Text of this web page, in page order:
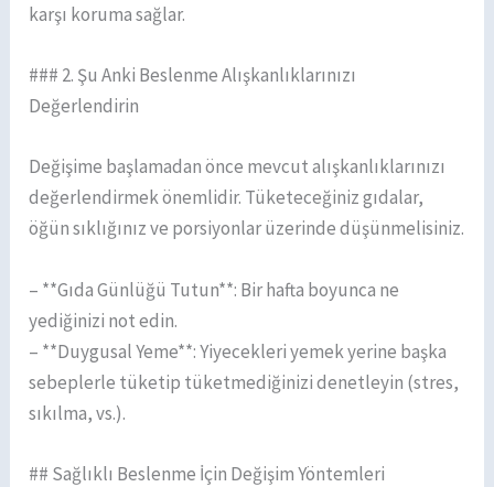
karşı koruma sağlar.
### 2. Şu Anki Beslenme Alışkanlıklarınızı
Değerlendirin
Değişime başlamadan önce mevcut alışkanlıklarınızı
değerlendirmek önemlidir. Tüketeceğiniz gıdalar,
öğün sıklığınız ve porsiyonlar üzerinde düşünmelisiniz.
– **Gıda Günlüğü Tutun**: Bir hafta boyunca ne
yediğinizi not edin.
– **Duygusal Yeme**: Yiyecekleri yemek yerine başka
sebeplerle tüketip tüketmediğinizi denetleyin (stres,
sıkılma, vs.).
## Sağlıklı Beslenme İçin Değişim Yöntemleri